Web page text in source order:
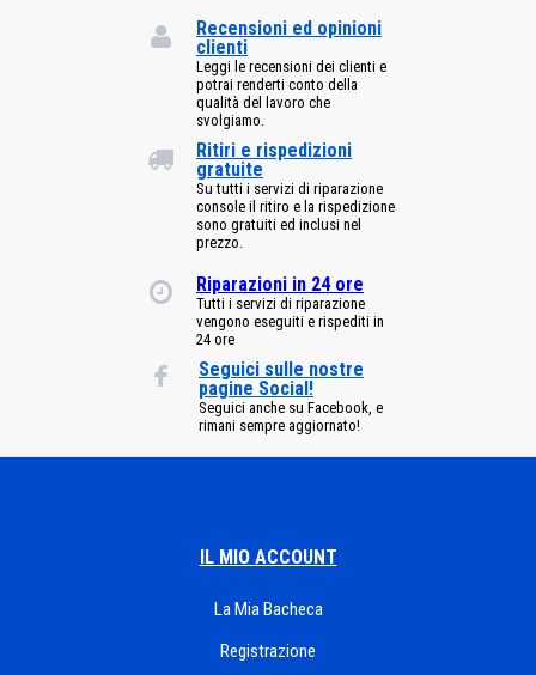
Recensioni ed opinioni
clienti
Leggi le recensioni dei clienti e
potrai renderti conto della
qualità del lavoro che
svolgiamo.
Ritiri e rispedizioni
gratuite
Su tutti i servizi di riparazione
console il ritiro e la rispedizione
sono gratuiti ed inclusi nel
prezzo.
Riparazioni in 24 ore
Tutti i servizi di riparazione
vengono eseguiti e rispediti in
24 ore
Seguici sulle nostre
pagine Social!
Seguici anche su Facebook, e
rimani sempre aggiornato!
IL MIO ACCOUNT
La Mia Bacheca
Registrazione